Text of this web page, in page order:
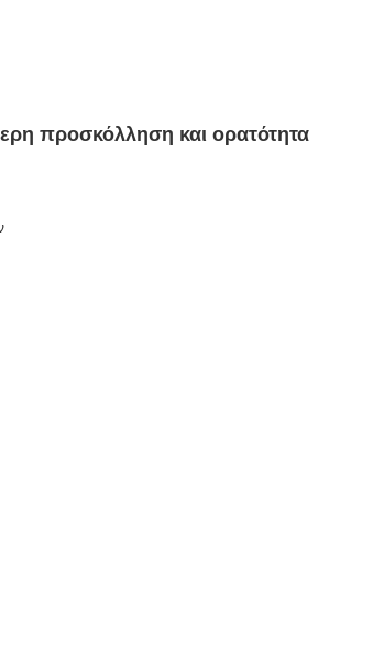
προσκόλληση και ορατότητα